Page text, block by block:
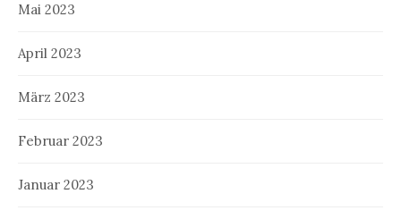
Mai 2023
April 2023
März 2023
Februar 2023
Januar 2023